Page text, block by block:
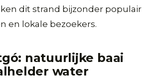
dit strand bijzonder populair
en lokale bezoekers.
natuurlijke baai
water